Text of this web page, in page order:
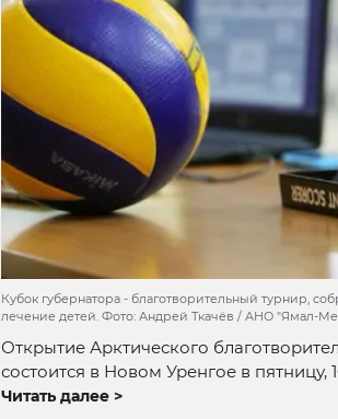
Кубок губернатора - благотворительный турнир,
лечение детей. Фото: Андрей Ткачёв / АНО "Ямал-
Открытие Арктического
состоится в Новом Уренгое в пятницу,
Читать далее >